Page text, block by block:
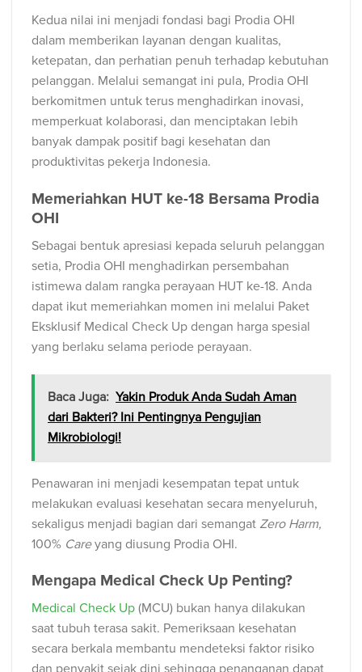
Kedua nilai ini menjadi fondasi bagi Prodia OHI
dalam memberikan layanan dengan kualitas,
ketepatan, dan perhatian penuh terhadap kebutuhan
pelanggan. Melalui semangat ini pula, Prodia OHI
berkomitmen untuk terus menghadirkan inovasi,
memperkuat kolaborasi, dan menciptakan lebih
banyak dampak positif bagi kesehatan dan
produktivitas pekerja Indonesia.
Memeriahkan HUT ke-18 Bersama Prodia
OHI
Sebagai bentuk apresiasi kepada seluruh pelanggan
setia, Prodia OHI menghadirkan persembahan
istimewa dalam rangka perayaan HUT ke-18. Anda
dapat ikut memeriahkan momen ini melalui Paket
Eksklusif Medical Check Up dengan harga spesial
yang berlaku selama periode perayaan.
Baca Juga: Yakin Produk Anda Sudah Aman
dari Bakteri? Ini Pentingnya Pengujian
Mikrobiologi!
Penawaran ini menjadi kesempatan tepat untuk
melakukan evaluasi kesehatan secara menyeluruh,
sekaligus menjadi bagian dari semangat Zero Harm,
100% Careyang diusung Prodia OHI.
Mengapa Medical Check Up Penting?
Medical Check Up (MCU) bukan hanya dilakukan
saat tubuh terasa sakit. Pemeriksaan kesehatan
secara berkala membantu mendeteksi faktor risiko